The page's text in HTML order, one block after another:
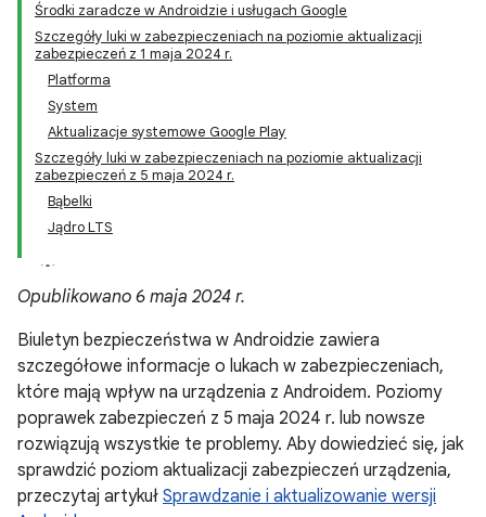
Środki zaradcze w Androidzie i usługach Google
Szczegóły luki w zabezpieczeniach na poziomie aktualizacji
zabezpieczeń z 1 maja 2024 r.
Platforma
System
Aktualizacje systemowe Google Play
Szczegóły luki w zabezpieczeniach na poziomie aktualizacji
zabezpieczeń z 5 maja 2024 r.
Bąbelki
Jądro LTS
Opublikowano 6 maja 2024 r.
Biuletyn bezpieczeństwa w Androidzie zawiera
szczegółowe informacje o lukach w zabezpieczeniach,
które mają wpływ na urządzenia z Androidem. Poziomy
poprawek zabezpieczeń z 5 maja 2024 r. lub nowsze
rozwiązują wszystkie te problemy. Aby dowiedzieć się, jak
sprawdzić poziom aktualizacji zabezpieczeń urządzenia,
przeczytaj artykuł Sprawdzanie i aktualizowanie wersji